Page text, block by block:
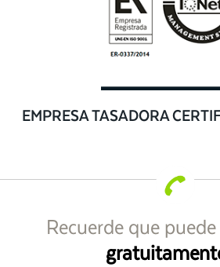
EMPRESA TASADORA
Recuerde que